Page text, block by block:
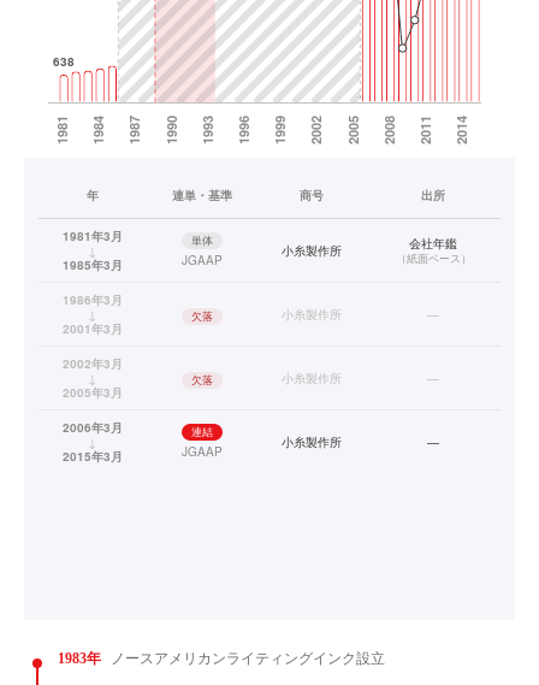
年 連単・基準 商号 出所
1981年3月
↓
1985年3月
単体
JGAAP
小糸製作所 会社年鑑
（紙面ベース）
1986年3月
↓
2001年3月
欠落 小糸製作所 —
2002年3月
↓
2005年3月
欠落 小糸製作所 —
2006年3月
↓
2015年3月
連結
JGAAP
小糸製作所 —
1983年 ノースアメリカンライティングインク設立